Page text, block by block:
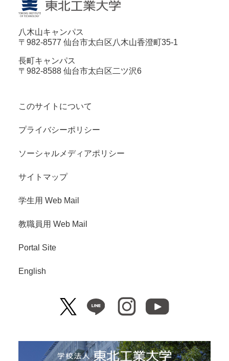
八木山キャンパス
〒982-8577 仙台市太白区八木山香澄町35-1
長町キャンパス
〒982-8588 仙台市太白区二ツ沢6
このサイトについて
プライバシーポリシー
ソーシャルメディアポリシー
サイトマップ
学生用 Web Mail
教職員用 Web Mail
Portal Site
English